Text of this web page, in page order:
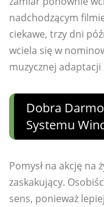
nadchodzącym
ciekawe, trzy dni
wciela się w
muzycznej adaptacji
Dobra
Systemu
Pomysł na akcję na
zaskakujący.
sens, ponieważ